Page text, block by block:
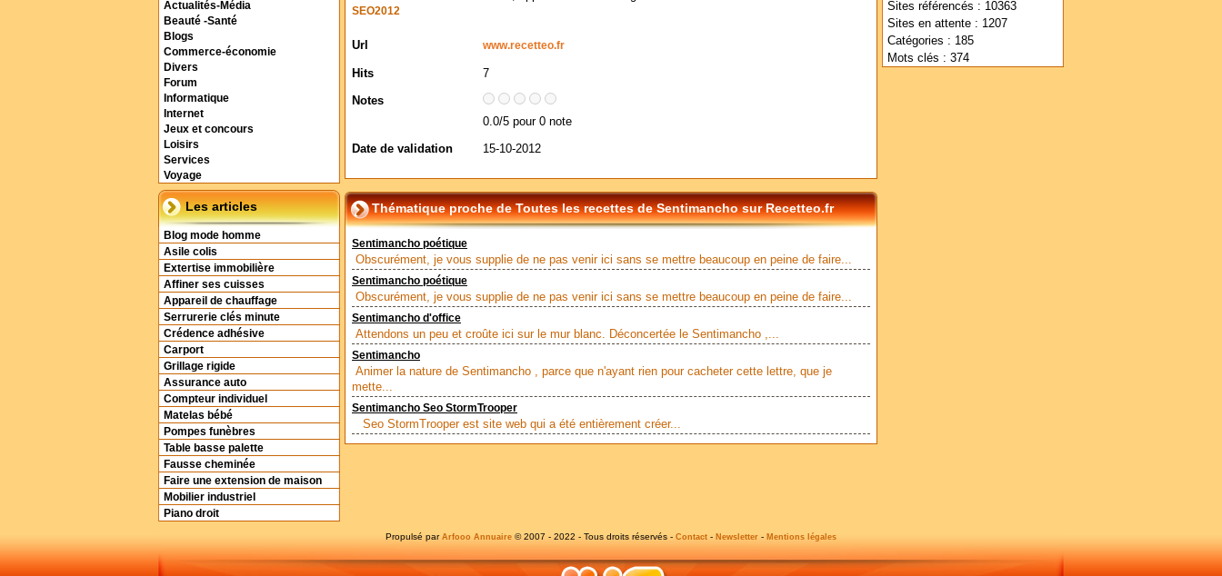
Actualités-Média
Beauté -Santé
Blogs
Commerce-économie
Divers
Forum
Informatique
Internet
Jeux et concours
Loisirs
Services
Voyage
Les articles
Blog mode homme
Asile colis
Extertise immobilière
Affiner ses cuisses
Appareil de chauffage
Serrurerie clés minute
Crédence adhésive
Carport
Grillage rigide
Assurance auto
Compteur individuel
Matelas bébé
Pompes funèbres
Table basse palette
Fausse cheminée
Faire une extension de maison
Mobilier industriel
Piano droit
Sites référencés : 10363
Sites en attente : 1207
Catégories : 185
Mots clés : 374
SEO2012
Url www.recetteo.fr
Hits
7
Notes
0.0/5 pour 0 note
Date de validation
15-10-2012
Thématique proche de Toutes les recettes de Sentimancho sur Recetteo.fr
Sentimancho poétique
Obscurément, je vous supplie de ne pas venir ici sans se mettre beaucoup en peine de faire...
Sentimancho poétique
Obscurément, je vous supplie de ne pas venir ici sans se mettre beaucoup en peine de faire...
Sentimancho d'office
Attendons un peu et croûte ici sur le mur blanc. Déconcertée le Sentimancho ,...
Sentimancho
Animer la nature de Sentimancho , parce que n'ayant rien pour cacheter cette lettre, que je
mette...
Sentimancho Seo StormTrooper
Seo StormTrooper est site web qui a été entièrement créer...
Propulsé par Arfooo Annuaire © 2007 - 2022 - Tous droits réservés - Contact - Newsletter - Mentions légales